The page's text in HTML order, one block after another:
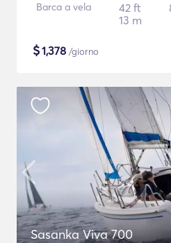
Barca a vela
42 ft
13 m
$1,378 /giorno
Sasanka Viva 700